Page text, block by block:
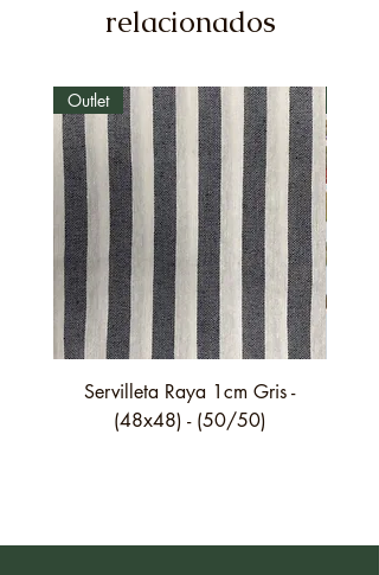
relacionados
Outlet
Servilleta Raya 1cm Gris -
(48x48) - (50/50)